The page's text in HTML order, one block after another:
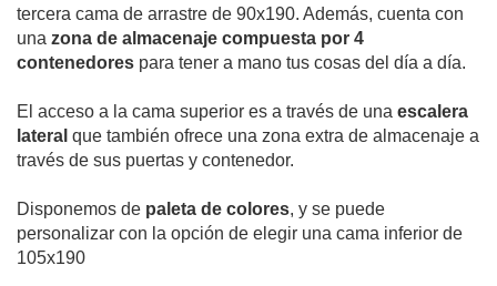
tercera cama de arrastre de 90x190. Además, cuenta con
una zona de almacenaje compuesta por 4
contenedores para tener a mano tus cosas del día a día.
El acceso a la cama superior es a través de una escalera
lateral que también ofrece una zona extra de almacenaje a
través de sus puertas y contenedor.
Disponemos de paleta de colores, y se puede
personalizar con la opción de elegir una cama inferior de
105x190